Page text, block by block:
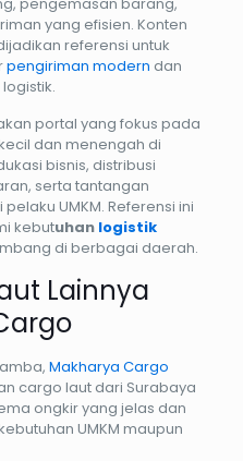
yang efisien. Konten
referensi untuk
pengiriman modern dan
portal yang fokus pada
dan menengah di
bisnis, distribusi
serta tantangan
UMKM. Referensi ini
kebutuhanlogistik
di berbagai daerah.
Lainnya
Makharya Cargo
cargo laut dari Surabaya
ongkir yang jelas dan
UMKM maupun